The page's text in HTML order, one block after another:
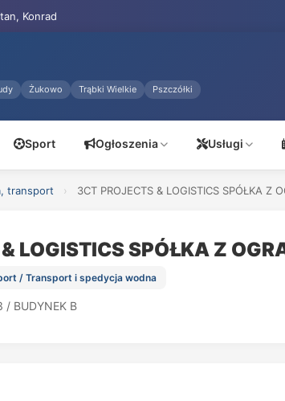
Konrad
Żukowo Trąbki Wielkie Pszczółki
Sport Ogłoszenia Usługi
transport › 3CT PROJECTS & LOGISTICS SPÓŁKA Z
LOGISTICS SPÓŁKA Z
/ Transport i spedycja wodna
/ BUDYNEK B